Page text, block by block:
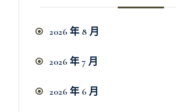
2026 年 8 月
2026 年 7 月
2026 年 6 月